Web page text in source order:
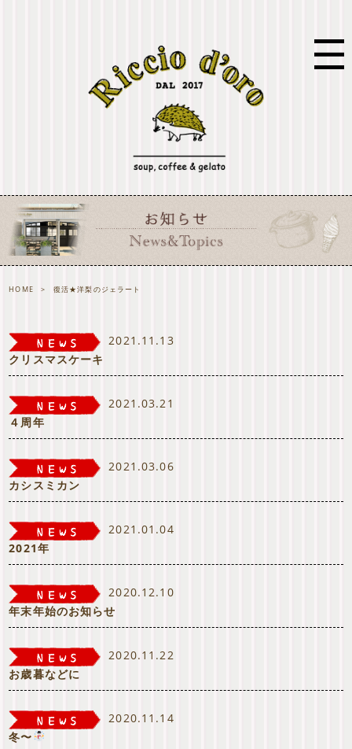
HOME > 復活★洋梨のジェラート
2021.11.13
クリスマスケーキ
2021.03.21
４周年
2021.03.06
カシスミカン
2021.01.04
2021年
2020.12.10
年末年始のお知らせ
2020.11.22
お歳暮などに
2020.11.14
冬〜